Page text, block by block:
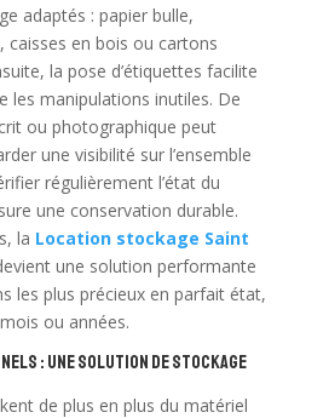
adaptés : papier bulle,
caisses en bois ou cartons
la pose d’étiquettes facilite
les manipulations inutiles. De
ou photographique peut
une visibilité sur l’ensemble
régulièrement l’état du
une conservation durable.
la Location stockage Saint
une solution performante
les plus précieux en parfait état,
ou années.
: une solution de stockage
de plus en plus du matériel